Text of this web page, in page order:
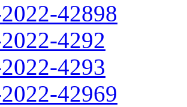
42898
4292
4293
42969